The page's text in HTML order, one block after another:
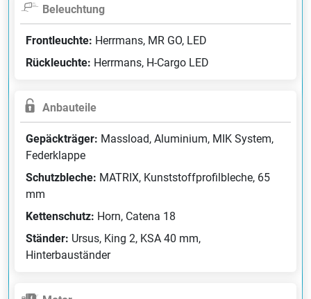
Beleuchtung
Frontleuchte: Herrmans, MR GO, LED
Rückleuchte: Herrmans, H-Cargo LED
Anbauteile
Gepäckträger: Massload, Aluminium, MIK System,
Federklappe
Schutzbleche: MATRIX, Kunststoffprofilbleche, 65
mm
Kettenschutz: Horn, Catena 18
Ständer: Ursus, King 2, KSA 40 mm,
Hinterbauständer